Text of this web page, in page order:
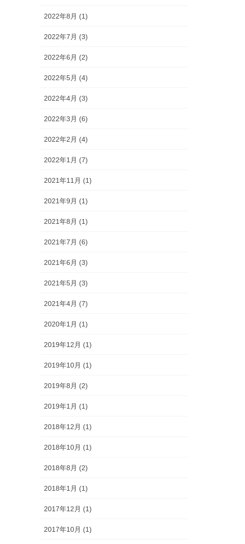
2022年8月 (1)
2022年7月 (3)
2022年6月 (2)
2022年5月 (4)
2022年4月 (3)
2022年3月 (6)
2022年2月 (4)
2022年1月 (7)
2021年11月 (1)
2021年9月 (1)
2021年8月 (1)
2021年7月 (6)
2021年6月 (3)
2021年5月 (3)
2021年4月 (7)
2020年1月 (1)
2019年12月 (1)
2019年10月 (1)
2019年8月 (2)
2019年1月 (1)
2018年12月 (1)
2018年10月 (1)
2018年8月 (2)
2018年1月 (1)
2017年12月 (1)
2017年10月 (1)